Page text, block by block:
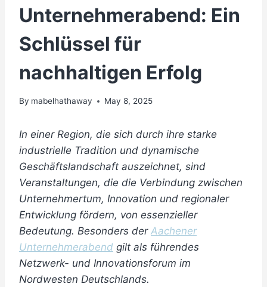
Unternehmerabend: Ein
Schlüssel für
nachhaltigen Erfolg
By mabelhathaway May 8, 2025
In einer Region, die sich durch ihre starke
industrielle Tradition und dynamische
Geschäftslandschaft auszeichnet, sind
Veranstaltungen, die die Verbindung zwischen
Unternehmertum, Innovation und regionaler
Entwicklung fördern, von essenzieller
Bedeutung. Besonders der Aachener
Unternehmerabend gilt als führendes
Netzwerk- und Innovationsforum im
Nordwesten Deutschlands.